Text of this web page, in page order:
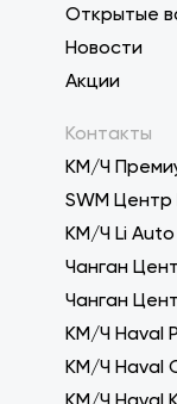
Открытые
Новости
Акции
Контакты
КМ/Ч
SWM
KM/Ч Li Auto
Чанган
Чанган
КМ/Ч Haval
КМ/Ч Haval